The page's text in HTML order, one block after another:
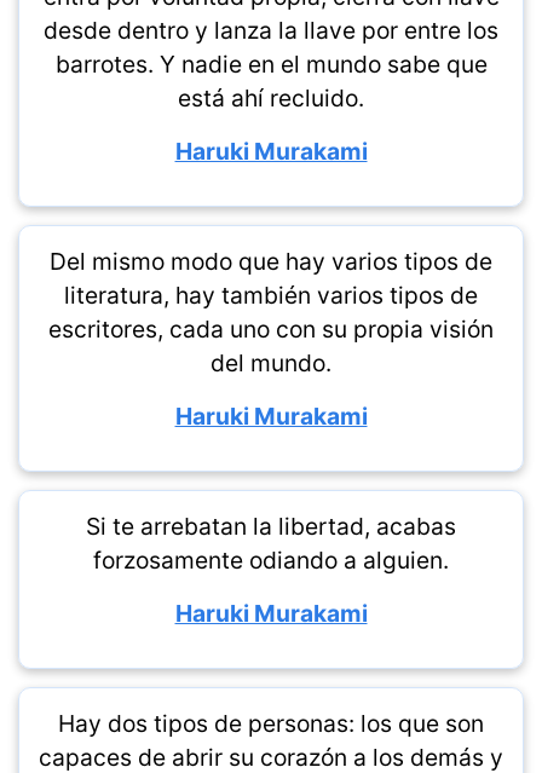
desde dentro y lanza la llave por entre los
barrotes. Y nadie en el mundo sabe que
está ahí recluido.
Haruki Murakami
Del mismo modo que hay varios tipos de
literatura, hay también varios tipos de
escritores, cada uno con su propia visión
del mundo.
Haruki Murakami
Si te arrebatan la libertad, acabas
forzosamente odiando a alguien.
Haruki Murakami
Hay dos tipos de personas: los que son
capaces de abrir su corazón a los demás y